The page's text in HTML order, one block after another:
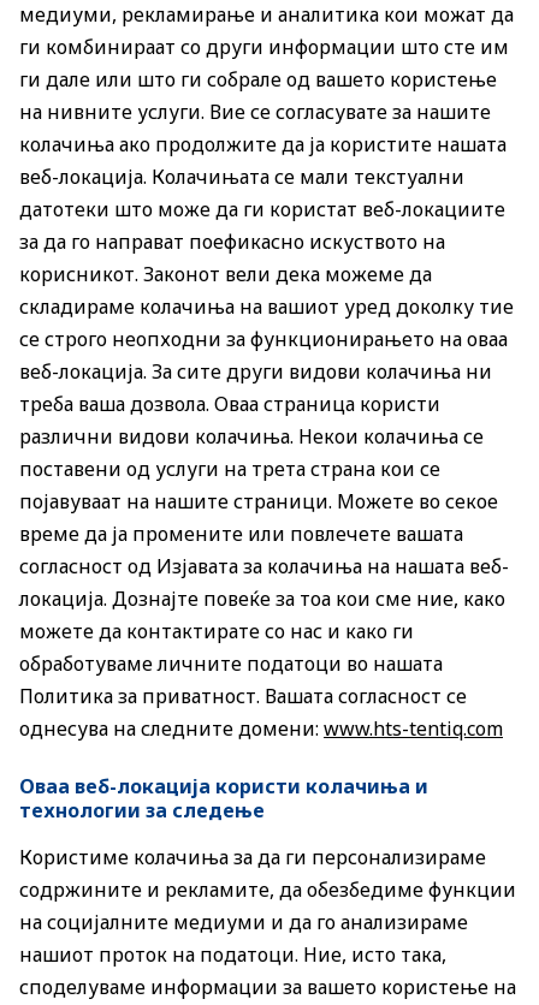
медиуми, рекламирање и аналитика кои можат да
ги комбинираат со други информации што сте им
ги дале или што ги собрале од вашето користење
на нивните услуги. Вие се согласувате за нашите
колачиња ако продолжите да ја користите нашата
веб-локација. Колачињата се мали текстуални
датотеки што може да ги користат веб-локациите
за да го направат поефикасно искуството на
корисникот. Законот вели дека можеме да
складираме колачиња на вашиот уред доколку тие
се строго неопходни за функционирањето на оваа
веб-локација. За сите други видови колачиња ни
треба ваша дозвола. Оваа страница користи
различни видови колачиња. Некои колачиња се
поставени од услуги на трета страна кои се
појавуваат на нашите страници. Можете во секое
време да ја промените или повлечете вашата
согласност од Изјавата за колачиња на нашата веб-
локација. Дознајте повеќе за тоа кои сме ние, како
можете да контактирате со нас и како ги
обработуваме личните податоци во нашата
Политика за приватност. Вашата согласност се
однесува на следните домени: www.hts-tentiq.com
Оваа веб-локација користи колачиња и
технологии за следење
Користиме колачиња за да ги персонализираме
содржините и рекламите, да обезбедиме функции
на социјалните медиуми и да го анализираме
нашиот проток на податоци. Ние, исто така,
споделуваме информации за вашето користење на